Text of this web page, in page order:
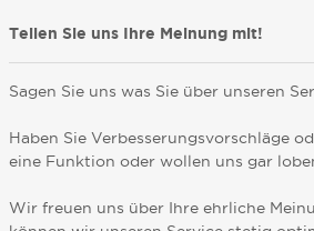
Teilen Sie uns Ihre Meinung mit!
Sagen Sie uns was Sie über unseren
Haben Sie Verbesserungsvorschläge
eine Funktion oder wollen uns gar
Wir freuen uns über Ihre ehrliche